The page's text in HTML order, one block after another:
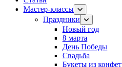
Мастер-классы
Праздники
Новый год
8 марта
День Победы
Свадьба
Букеты из конфет